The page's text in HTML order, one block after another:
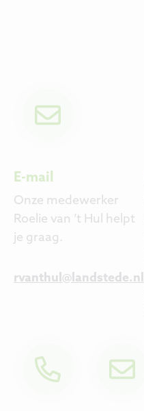
E-mail
Onze medewerker
Roelie van ’t Hul helpt
je graag.
rvanthul@landstede.nl